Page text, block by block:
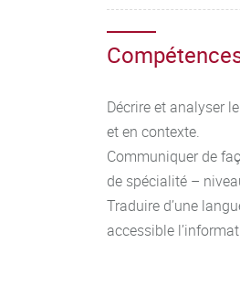
Décrire et analyser
et en contexte.
Communiquer de
de spécialité –
Traduire d’une
accessible